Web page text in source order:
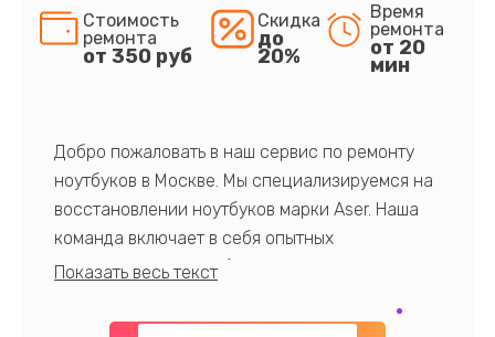
Стоимость
ремонта
от 350 руб
Скидка
до
20%
Время
ремонта
от 20
мин
Добро пожаловать в наш сервис по ремонту
ноутбуков в Москве. Мы специализируемся на
восстановлении ноутбуков марки Aser. Наша
команда включает в себя опытных
профессионалов с обширными знаниями и
предлагаем быстрый и качественный ремонт с